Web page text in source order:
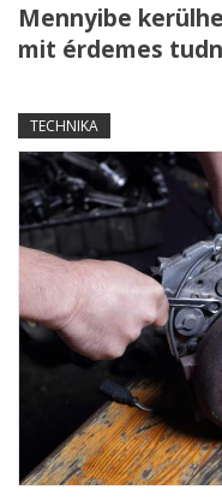
Mennyibe
mit érdemes
TECHNIKA